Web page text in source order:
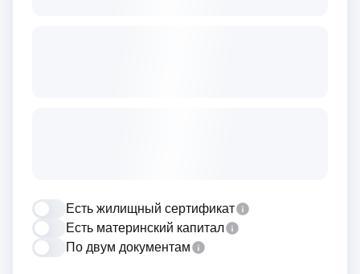
Есть жилищный сертификат
Есть материнский капитал
По двум документам